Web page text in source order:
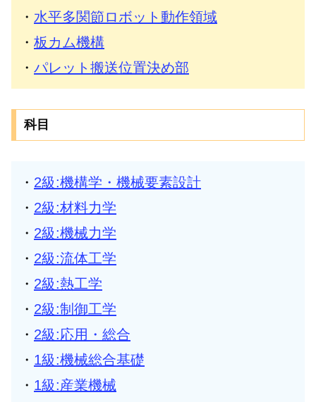
・ 水平多関節ロボット動作領域
・ 板カム機構
・ パレット搬送位置決め部
科目
・ 2級:機構学・機械要素設計
・ 2級:材料力学
・ 2級:機械力学
・ 2級:流体工学
・ 2級:熱工学
・ 2級:制御工学
・ 2級:応用・総合
・ 1級:機械総合基礎
・ 1級:産業機械